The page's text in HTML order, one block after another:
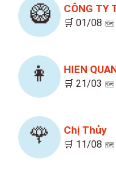
🥝 CÔNG TY
🛒 01/08 🗺️
👩 HIEN
🛒 21/03 🗺️
🌹 Chị Thủy
🛒 11/08 🗺️